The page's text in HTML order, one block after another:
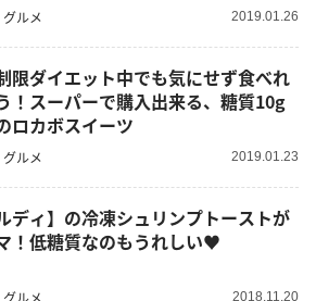
ルメ 2019.01.26
限ダイエット中でも気にせず食べれ
！スーパーで購入出来る、糖質10g
ロカボスイーツ
ルメ 2019.01.23
ディ】の冷凍シュリンプトーストが
！低糖質なのもうれしい♥
ルメ 2018.11.20